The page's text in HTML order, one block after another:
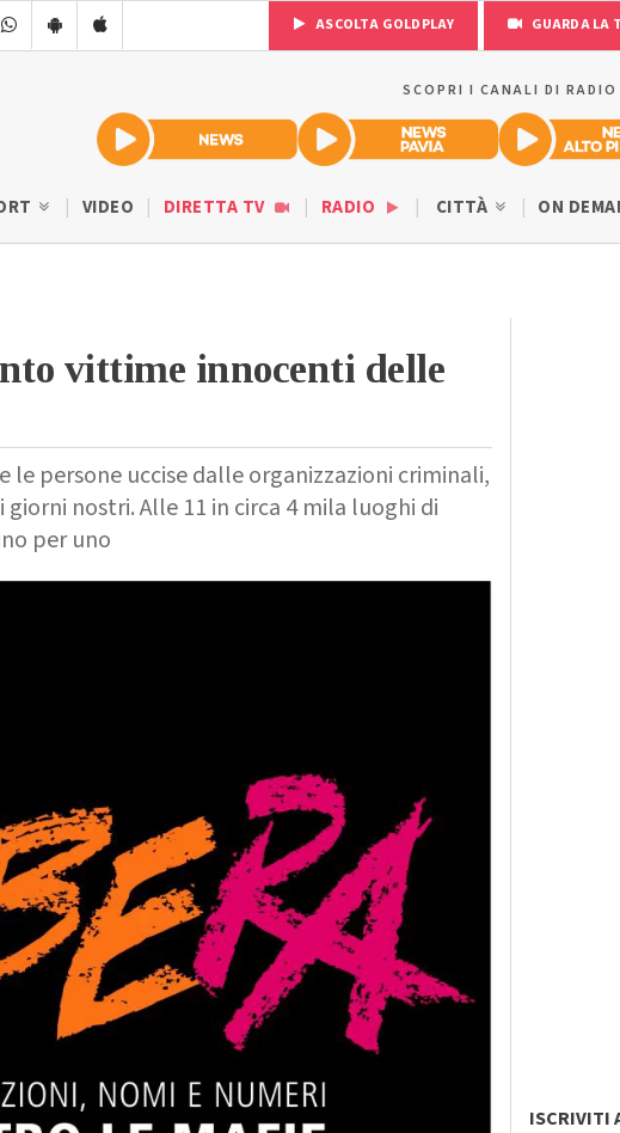
ASCOLTA GOLDPLAY GUARDA LA
SCOPRI I CANALI DI RADIO
VIDEO DIRETTA TV RADIO CITTÀ ON
vittime innocenti delle
persone uccise dalle organizzazioni criminali,
nostri. Alle 11 in circa 4 mila luoghi di
per uno
ISCRIVITI